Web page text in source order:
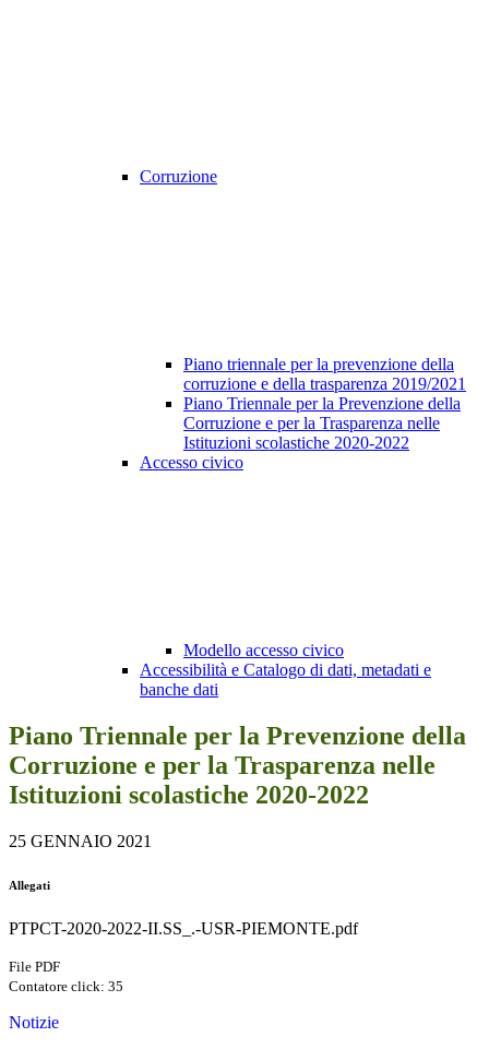
Corruzione
Piano triennale per la prevenzione della
corruzione e della trasparenza 2019/2021
Piano Triennale per la Prevenzione della
Corruzione e per la Trasparenza nelle
Istituzioni scolastiche 2020-2022
Accesso civico
Modello accesso civico
Accessibilità e Catalogo di dati, metadati e
banche dati
Piano Triennale per la Prevenzione della
Corruzione e per la Trasparenza nelle
Istituzioni scolastiche 2020-2022
25 GENNAIO 2021
Allegati
PTPCT-2020-2022-II.SS_.-USR-PIEMONTE.pdf
File PDF
Contatore click: 35
Notizie